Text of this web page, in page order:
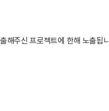
해주신 프로젝트에 한해 노출됩